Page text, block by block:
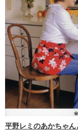
平野レミのあかちゃ